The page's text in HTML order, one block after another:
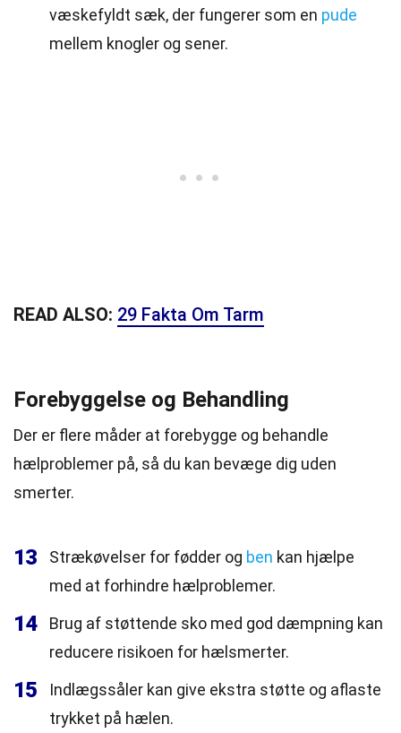
væskefyldt sæk, der fungerer som en pude
mellem knogler og sener.
READ ALSO: 29 Fakta Om Tarm
Forebyggelse og Behandling
Der er flere måder at forebygge og behandle
hælproblemer på, så du kan bevæge dig uden
smerter.
13 Strækøvelser for fødder og ben kan hjælpe
med at forhindre hælproblemer.
14
Brug af støttende sko med god dæmpning kan
reducere risikoen for hælsmerter.
15
Indlægssåler kan give ekstra støtte og aflaste
trykket på hælen.